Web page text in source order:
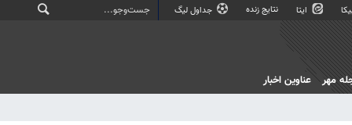
ایتا نتایج زنده جداول لیگ
مهر عناوین اخبار